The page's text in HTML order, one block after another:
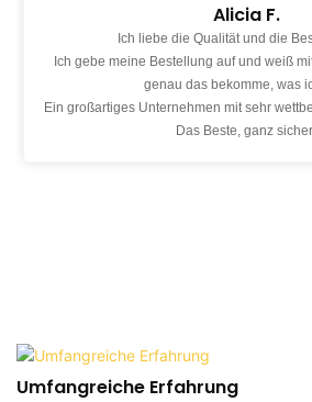
Alicia F.
Ich liebe die Qualität und die
Ich gebe meine Bestellung auf und weiß
genau das bekomme, was
Ein großartiges Unternehmen mit sehr
Das Beste, ganz
Umfangreiche Erfahrung